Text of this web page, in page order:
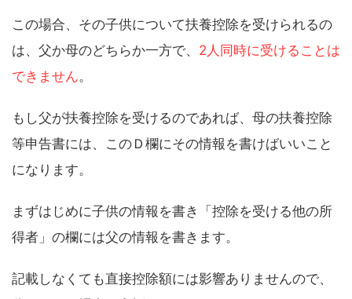
この場合、その子供について扶養控除を受けられるの
は、父か母のどちらか一方で、 2人同時に受けることは
できません。
もし父が扶養控除を受けるのであれば、母の扶養控除
等申告書には、このＤ欄にその情報を書けばいいこと
になります。
まずはじめに子供の情報を書き「控除を受ける他の所
得者」の欄には父の情報を書きます。
記載しなくても直接控除額には影響ありませんので、